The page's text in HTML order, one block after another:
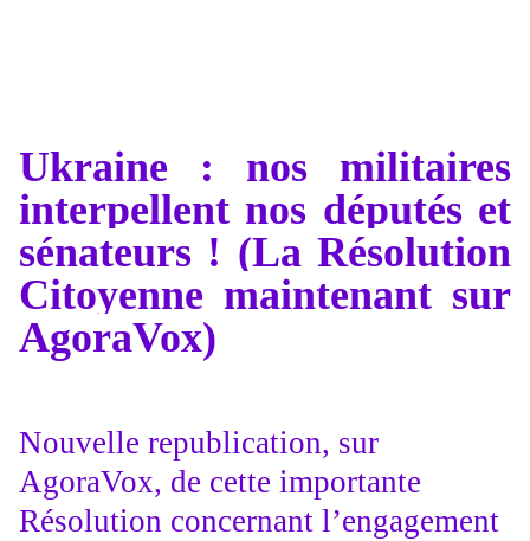
Ukraine : nos militaires
interpellent nos députés et
sénateurs ! (La Résolution
Citoyenne maintenant sur
AgoraVox)
Nouvelle republication, sur
AgoraVox, de cette importante
Résolution concernant l’engagement